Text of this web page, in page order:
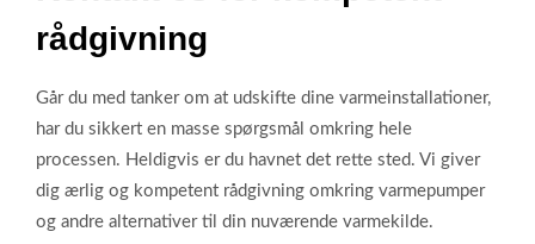
rådgivning
Går du med tanker om at udskifte dine varmeinstallationer,
har du sikkert en masse spørgsmål omkring hele
processen. Heldigvis er du havnet det rette sted. Vi giver
dig ærlig og kompetent rådgivning omkring varmepumper
og andre alternativer til din nuværende varmekilde.